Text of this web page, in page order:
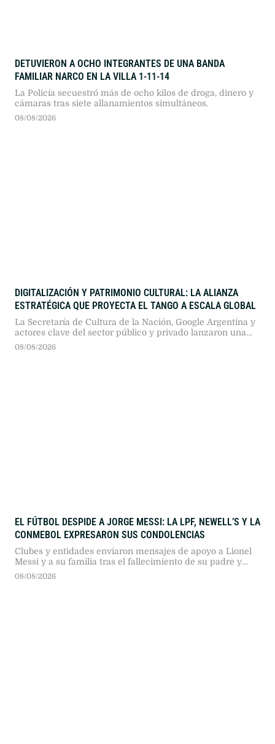
DETUVIERON A OCHO INTEGRANTES DE UNA BANDA
FAMILIAR NARCO EN LA VILLA 1-11-14
La Policía secuestró más de ocho kilos de droga, dinero y
cámaras tras siete allanamientos simultáneos.
08/08/2026
DIGITALIZACIÓN Y PATRIMONIO CULTURAL: LA ALIANZA
ESTRATÉGICA QUE PROYECTA EL TANGO A ESCALA GLOBAL
La Secretaría de Cultura de la Nación, Google Argentina y
actores clave del sector público y privado lanzaron una
plataforma interactiva con 50 historias digitales para
universalizar la identidad porteña.
08/08/2026
EL FÚTBOL DESPIDE A JORGE MESSI: LA LPF, NEWELL’S Y LA
CONMEBOL EXPRESARON SUS CONDOLENCIAS
Clubes y entidades enviaron mensajes de apoyo a Lionel
Messi y a su familia tras el fallecimiento de su padre y
representante en Rosario.
08/08/2026